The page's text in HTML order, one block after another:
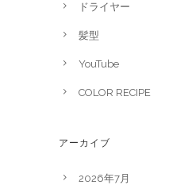
ドライヤー
髪型
YouTube
COLOR RECIPE
アーカイブ
2026年7月